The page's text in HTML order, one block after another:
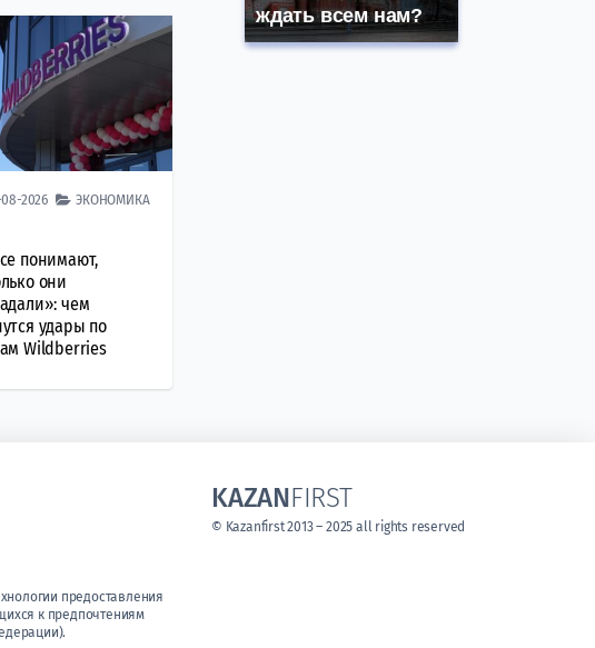
2026
ЭКОНОМИКА
понимают,
они
чем
удары по
Wildberries
ждать всем нам?
предоставления
к предпочтениям
KAZANFIRST
© Kazanfirst 2013 – 2025 all rights reserved